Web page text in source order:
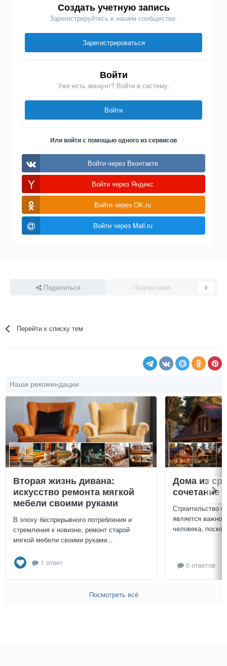
Создать учетную запись
Зарегистрируйтесь в нашем сообществе.
Зарегистрироваться
Войти
Уже есть аккаунт? Войти в систему.
Войти
Или войти с помощью одного из сервисов
Войти через Вконтакте
Войти через Яндекс
Войти через OK.ru
Войти через Mail.ru
Поделиться Подписчики 0
Перейти к списку тем
Наши рекомендации
Вторая жизнь дивана:
искусство ремонта мягкой
мебели своими руками
В эпоху беспрерывного потребления и
стремления к новизне, ремонт старой
мягкой мебели своими руками...
1 ответ
Дома из
сочетание
Строительство
является
человека,
0 ответов
Посмотреть всё